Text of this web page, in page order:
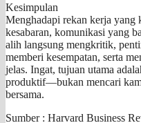
Kesimpulan
Menghadapi rekan kerja yang
kesabaran, komunikasi yang
alih langsung mengkritik,
memberi kesempatan, serta
jelas. Ingat, tujuan utama
produktif—bukan mencari
bersama.
Sumber : Harvard Business